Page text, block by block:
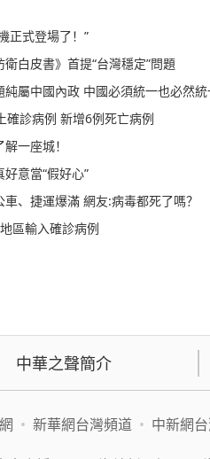
正式登場了！”
白皮書》首提“台灣穩定”問題
純屬中國內政 中國必須統一也必然
確診病例 新增6例死亡病例
一座城！
意當“假好心”
、捷運爆滿 網友:病毒都死了嗎？
區輸入確診病例
中華之聲簡介
• 新華網台灣頻道 • 中新網